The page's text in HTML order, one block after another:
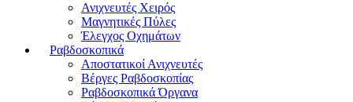
Ανιχνευτές Χειρός
Μαγνητικές Πύλες
Έλεγχος Οχημάτων
Ραβδοσκοπικά
Αποστατικοί Ανιχνευτές
Βέργες Ραβδοσκοπίας
Ραβδοσκοπικά Όργανα